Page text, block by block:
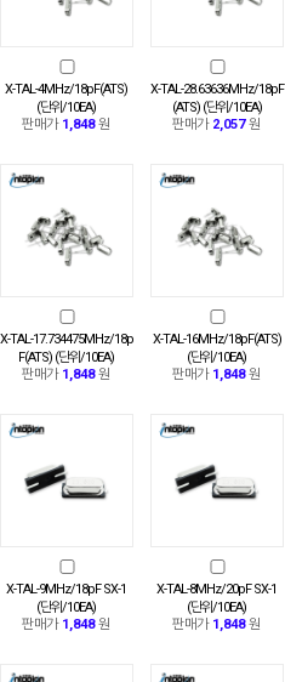
X-TAL-4MHz/18pF(ATS)
(단위/10EA)
판매가 1,848원
X-TAL-28.63636MHz/18pF
(ATS) (단위/10EA)
판매가 2,057원
X-TAL-17.734475MHz/18p
F(ATS) (단위/10EA)
판매가 1,848원
X-TAL-16MHz/18pF(ATS)
(단위/10EA)
판매가 1,848원
X-TAL-9MHz/18pF SX-1
(단위/10EA)
판매가 1,848원
X-TAL-8MHz/20pF SX-1
(단위/10EA)
판매가 1,848원